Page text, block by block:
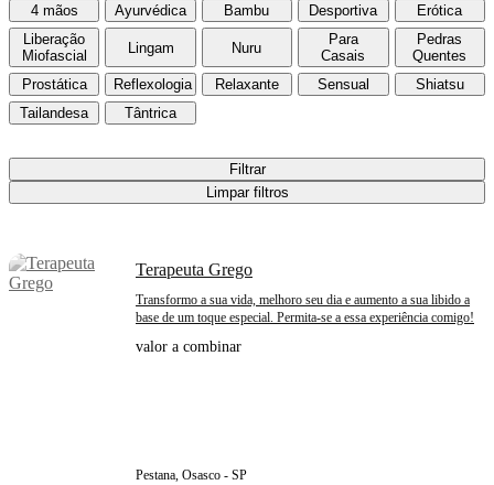
4 mãos Ayurvédica Bambu Desportiva
Erótica
Liberação
Miofascial
Lingam Nuru
Para
Casais
Pedras
Quentes
Prostática
Reflexologia Relaxante Sensual
Shiatsu
Tailandesa
Tântrica
Filtrar
Limpar filtros
Terapeuta Grego
Transformo a sua vida, melhoro seu dia e aumento a sua libido a
base de um toque especial. Permita-se a essa experiência comigo!
valor a combinar
Pestana, Osasco - SP